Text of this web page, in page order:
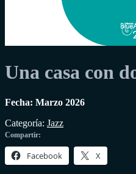
Una casa con
Fecha: Marzo 2026
Categoría: Jazz
Compartir:
Facebook X